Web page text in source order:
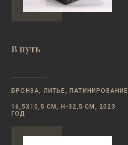
В путь
БРОНЗА, ЛИТЬЕ, ПАТИНИРОВАНИЕ
16,5Х10,5 СМ, Н-32,5 СМ, 2023
ГОД